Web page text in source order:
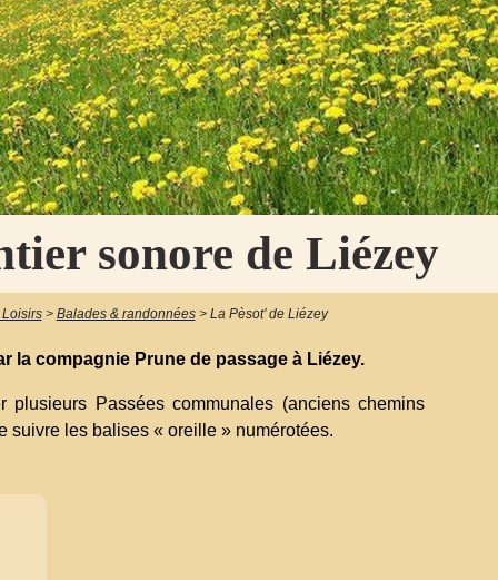
sonore de Liézey
> Balades & randonnées > La Pèsot’ de Liézey
la compagnie Prune de passage à Liézey.
Passées communales (anciens chemins
suivre les balises « oreille » numérotées.